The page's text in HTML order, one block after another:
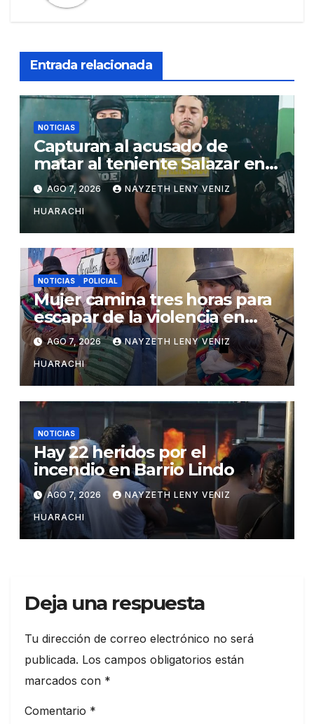
Entrada relacionada
NOTICIAS
Capturan al acusado de
matar al teniente Salazar en
San Matías
AGO 7, 2026 NAYZETH LENY VENIZ
HUARACHI
NOTICIAS POLICIAL
Mujer camina tres horas para
escapar de la violencia en
Potosí
AGO 7, 2026 NAYZETH LENY VENIZ
HUARACHI
NOTICIAS
Hay 22 heridos por el
incendio en Barrio Lindo
AGO 7, 2026 NAYZETH LENY VENIZ
HUARACHI
Deja una respuesta
Tu dirección de correo electrónico no será
publicada. Los campos obligatorios están
marcados con *
Comentario *